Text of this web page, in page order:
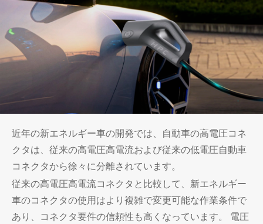
近年の新エネルギー車の開発では、自動車の高電圧コネ
クタは、従来の高電圧高電流および従来の低電圧自動車
コネクタから徐々に分離されています。
従来の高電圧高電流コネクタと比較して、新エネルギー
車のコネクタの使用はより複雑で変更可能な作業条件で
あり、コネクタ要件の信頼性も高くなっています。 電圧